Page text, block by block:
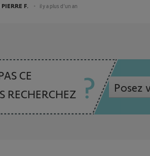
F. il y a plus d'un an
CE
RECHERCHEZ
Posez